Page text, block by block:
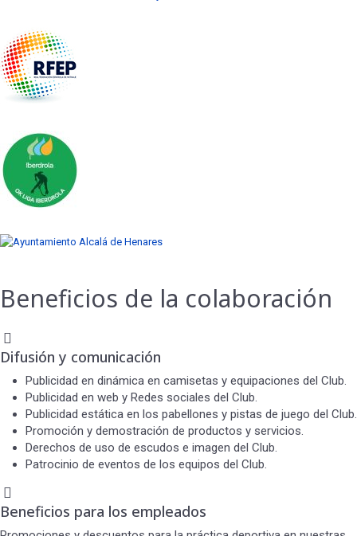
Beneficios de la colaboración
Difusión y comunicación
Publicidad en dinámica en camisetas y equipaciones del Club.
Publicidad en web y Redes sociales del Club.
Publicidad estática en los pabellones y pistas de juego del Club.
Promoción y demostración de productos y servicios.
Derechos de uso de escudos e imagen del Club.
Patrocinio de eventos de los equipos del Club.
Beneficios para los empleados